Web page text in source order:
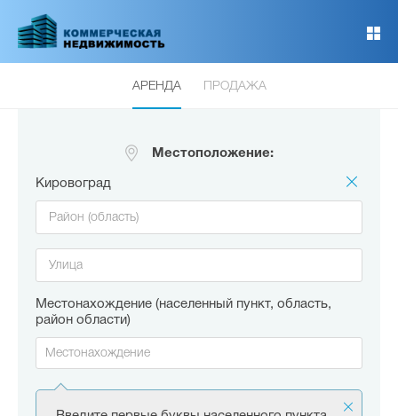
основному
АРЕНДА ПРОДАЖА
Местоположение:
Кировоград
Местонахождение (населенный пункт, область,
район области)